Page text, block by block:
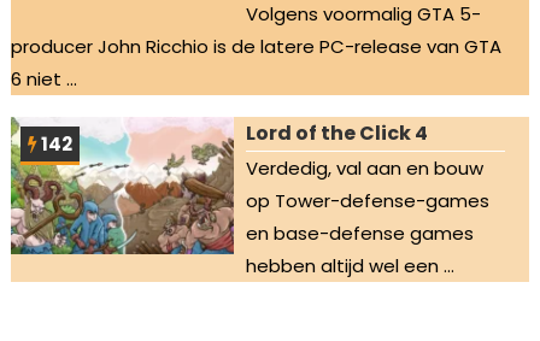
Volgens voormalig GTA 5-
producer John Ricchio is de latere PC-release van GTA
6 niet ...
142 Lord of the Click 4
Verdedig, val aan en bouw
op Tower-defense-games
en base-defense games
hebben altijd wel een ...